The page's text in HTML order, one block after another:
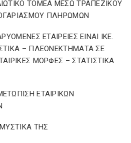
ΤΟΜΕΑ ΜΕΣΩ ΤΡΑΠΕΖΙΚΟΥ
ΠΛΗΡΩΜΩΝ
ΕΤΑΙΡΕΙΕΣ ΕΙΝΑΙ ΙΚΕ.
– ΠΛΕΟΝΕΚΤΗΜΑΤΑ ΣΕ
ΜΟΡΦΕΣ – ΣΤΑΤΙΣΤΙΚΑ
ΕΤΑΙΡΙΚΩΝ
ΤΗΣ